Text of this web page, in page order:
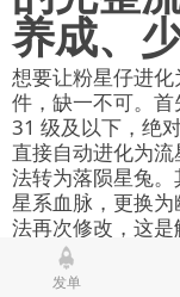
养成、
想要让粉星仔进
件，缺一不可。
31 级及以下，绝
直接自动进化为
法转为落陨星兔
星系血脉，更换
法再次修改，这
道具，必须使用
具，没有替代方
发单